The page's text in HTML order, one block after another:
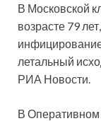
В Московской
возрасте 79
летальный
РИА Новости.
В Оперативном